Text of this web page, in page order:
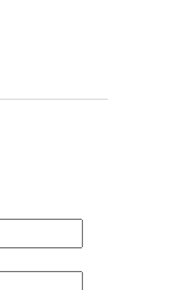
0,6OHM